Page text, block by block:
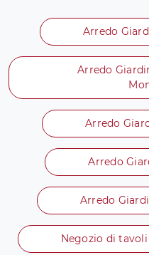
Arredo
Arredo
Arredo
Arredo
Arredo
Negozio di